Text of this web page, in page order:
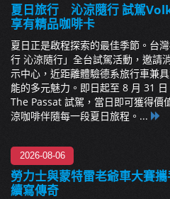
夏日旅行 沁涼隨行 試駕
享有精品咖啡卡
夏日正是啟程探索的最佳季節。台
行 沁涼隨行」全台試駕活動，邀請
示中心，近距離體驗德系旅行車兼
能的多元魅力。即日起至 8 月 31
The Passat 試駕，當日即可獲得價
涼咖啡伴隨每一段夏日旅程。...
2026-08-06
勞力士與蒙特雷老爺車大賽
續寫傳奇